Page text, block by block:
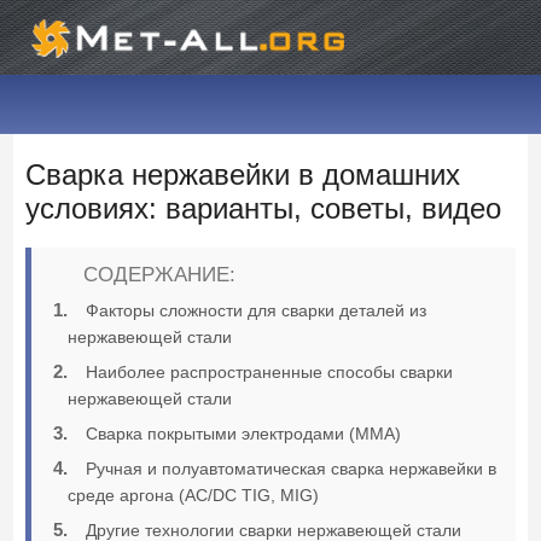
Сварка нержавейки в домашних
условиях: варианты, советы, видео
СОДЕРЖАНИЕ:
Факторы сложности для сварки деталей из
нержавеющей стали
Наиболее распространенные способы сварки
нержавеющей стали
Сварка покрытыми электродами (ММА)
Ручная и полуавтоматическая сварка нержавейки в
среде аргона (AC/DC TIG, MIG)
Другие технологии сварки нержавеющей стали